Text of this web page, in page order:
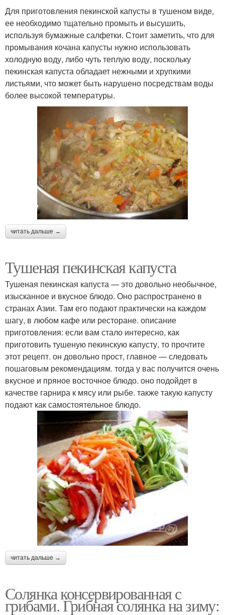
Для приготовления пекинской капусты в тушеном виде,
ее необходимо тщательно промыть и высушить,
используя бумажные салфетки. Стоит заметить, что для
промывания кочана капусты нужно использовать
холодную воду, либо чуть теплую воду, поскольку
пекинская капуста обладает нежными и хрупкими
листьями, что может быть нарушено посредствам воды
более высокой температуры.
читать дальше →
Тушеная пекинская капуста
Тушеная пекинская капуста — это довольно необычное,
изысканное и вкусное блюдо. Оно распространено в
странах Азии. Там его подают практически на каждом
шагу, в любом кафе или ресторане. описание
приготовления: если вам стало интересно, как
приготовить тушеную пекинскую капусту, то прочтите
этот рецепт. он довольно прост, главное — следовать
пошаговым рекомендациям. тогда у вас получится очень
вкусное и пряное восточное блюдо. оно подойдет в
качестве гарнира к мясу или рыбе. также такую капусту
подают как самостоятельное блюдо.
читать дальше →
Солянка консервированная с
грибами. Грибная солянка на зиму: